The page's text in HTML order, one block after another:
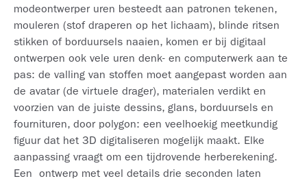
modeontwerper uren besteedt aan patronen tekenen,
mouleren (stof draperen op het lichaam), blinde ritsen
stikken of borduursels naaien, komen er bij digitaal
ontwerpen ook vele uren denk- en computerwerk aan te
pas: de valling van stoffen moet aangepast worden aan
de avatar (de virtuele drager), materialen verdikt en
voorzien van de juiste dessins, glans, borduursels en
fournituren, door polygon: een veelhoekig meetkundig
figuur dat het 3D digitaliseren mogelijk maakt. Elke
aanpassing vraagt om een tijdrovende herberekening.
Een ontwerp met veel details drie seconden laten